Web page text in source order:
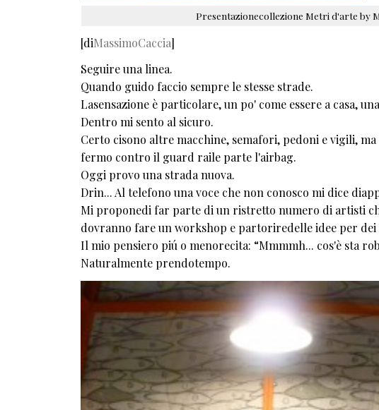
Presentazionecollezione Metri d'arte by
[diMassimoCaccia]
Seguire una linea.
Quando guido faccio sempre le stesse strade.
Lasensazione è particolare, un po' come essere a casa,
Dentro mi sento al sicuro.
Certo cisono altre macchine, semafori, pedoni e vigili,
fermo contro il guard raile parte l'airbag.
Oggi provo una strada nuova.
Drin... Al telefono una voce che non conosco mi dice
Mi proponedi far parte di un ristretto numero di artisti
dovranno fare un workshop e partoriredelle idee per dei
Il mio pensiero piú o menorecita: “Mmmmh... cos'è sta
Naturalmente prendotempo.